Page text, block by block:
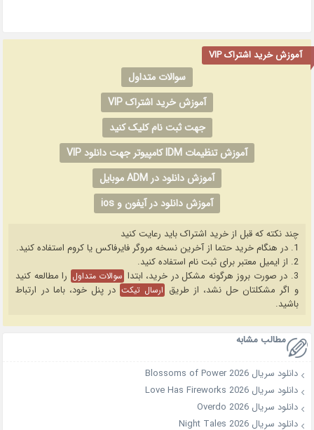
آموزش خرید اشتراک VIP
سوالات متداول
آموزش خرید اشتراک VIP
جهت ثبت نام کلیک کنید
آموزش تنظیمات IDM کامپیوتر جهت دانلود VIP
آموزش دانلود در ADM موبایل
آموزش دانلود در آیفون و ios
چند نکته که قبل از خرید اشتراک باید رعایت کنید
1. در هنگام خرید حتما از آخرین نسخه مروگر فایرفاکس یا کروم استفاده کنید.
2. از ایمیل معتبر برای ثبت نام استفاده کنید.
3. در صورت بروز هرگونه مشکل در خرید، ابتدا
سوالات متداول را مطالعه کنید
و اگر مشکلتان حل نشد، از طریق ارسال تیکت در پنل خود، باما در ارتباط
باشید.
مطالب مشابه
دانلود سریال Blossoms of Power 2026
دانلود سریال Love Has Fireworks 2026
دانلود سریال Overdo 2026
دانلود سریال Night Tales 2026